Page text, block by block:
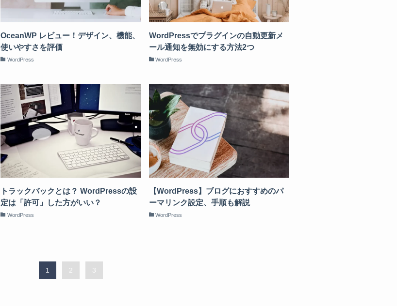
OceanWP レビュー！デザイン、機能、
使いやすさを評価
WordPress
WordPressでプラグインの自動更新メ
ール通知を無効にする方法2つ
WordPress
トラックバックとは？ WordPressの設
定は「許可」した方がいい？
WordPress
【WordPress】ブログにおすすめのパ
ーマリンク設定、手順も解説
WordPress
1 2 3